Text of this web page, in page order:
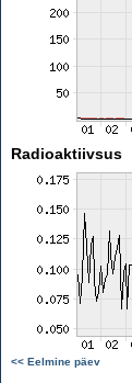
Radioaktiivsus
<< Eelmine päev